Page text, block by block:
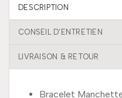
DESCRIPTION
CONSEIL D’ENTRETIEN
LIVRAISON & RETOUR
Bracelet